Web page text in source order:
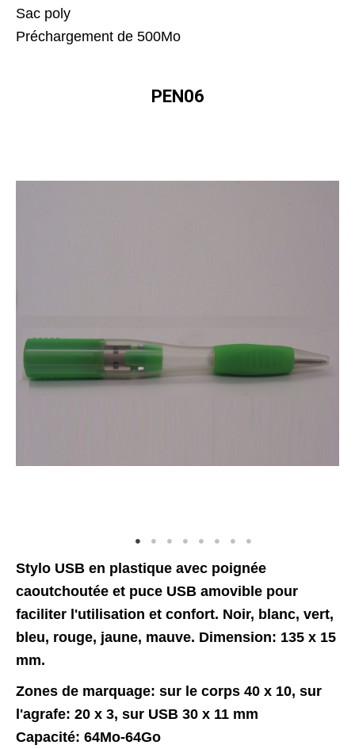
Sac poly
Préchargement de 500Mo
PEN06
Stylo USB en plastique avec poignée
caoutchoutée et puce USB amovible pour
faciliter l'utilisation et confort. Noir, blanc, vert,
bleu, rouge, jaune, mauve. Dimension: 135 x 15
mm.
Zones de marquage: sur le corps 40 x 10, sur
l'agrafe: 20 x 3, sur USB 30 x 11 mm
Capacité: 64Mo-64Go